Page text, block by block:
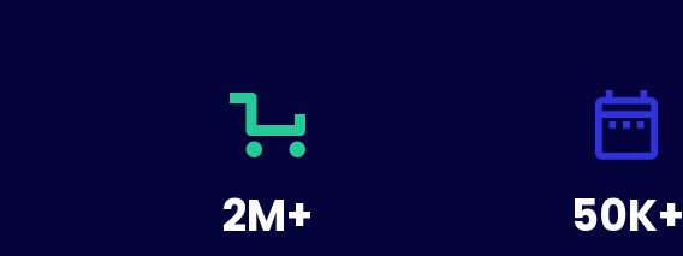
2M+ 50K+